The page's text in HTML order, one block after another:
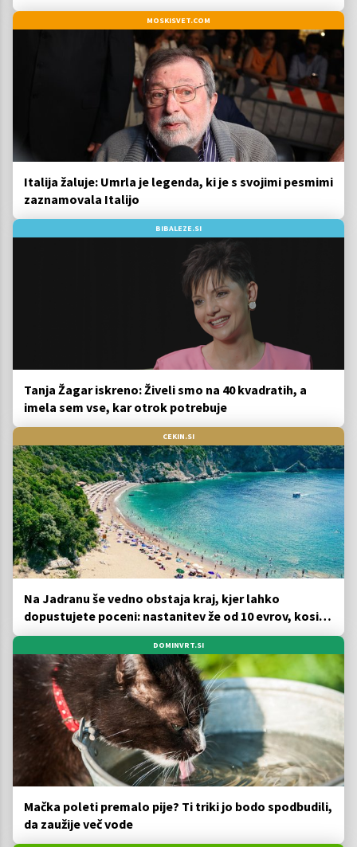
MOSKISVET.COM
Italija žaluje: Umrla je legenda, ki je s svojimi pesmimi
zaznamovala Italijo
BIBALEZE.SI
Tanja Žagar iskreno: Živeli smo na 40 kvadratih, a
imela sem vse, kar otrok potrebuje
CEKIN.SI
Na Jadranu še vedno obstaja kraj, kjer lahko
dopustujete poceni: nastanitev že od 10 evrov, kosilo
za pet evrov
DOMINVRT.SI
Mačka poleti premalo pije? Ti triki jo bodo spodbudili,
da zaužije več vode